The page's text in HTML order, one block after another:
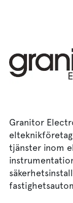
Granitor
tjänster inom